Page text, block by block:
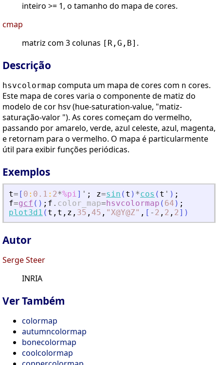
inteiro >= 1, o tamanho do mapa de cores.
cmap
matriz com 3 colunas [R,G,B] .
Descrição
hsvcolormap computa um mapa de cores com n cores.
Este mapa de cores varia o componente de matiz do
modelo de cor hsv (hue-saturation-value, "matiz-
saturação-valor "). As cores começam do vermelho,
passando por amarelo, verde, azul celeste, azul, magenta,
e retornam para o vermelho. O mapa é particularmente
útil para exibir funções periódicas.
Exemplos
t= [ 0 : 0.1 : 2*%pi] ' ; z=sin ( t ) *cos ( t ' ) ;
f=gcf ( ) ; f . color_map=hsvcolormap ( 64 ) ;
plot3d1 ( t , t , z , 35 , 45 , "X@Y@Z" , [ - 2 , 2 , 2] )
Autor
Serge Steer
INRIA
Ver Também
colormap
autumncolormap
bonecolormap
coolcolormap